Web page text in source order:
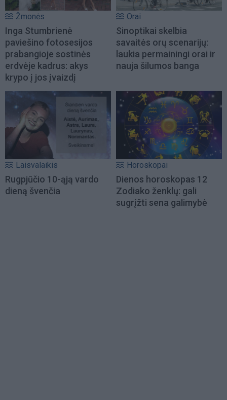
Žmonės
Inga Stumbrienė
paviešino fotosesijos
prabangioje sostinės
erdvėje kadrus: akys
krypo į jos įvaizdį
Orai
Sinoptikai skelbia
savaitės orų scenarijų:
laukia permainingi orai ir
nauja šilumos banga
Laisvalaikis
Rugpjūčio 10-ąją vardo
dieną švenčia
Horoskopai
Dienos horoskopas 12
Zodiako ženklų: gali
sugrįžti sena galimybė